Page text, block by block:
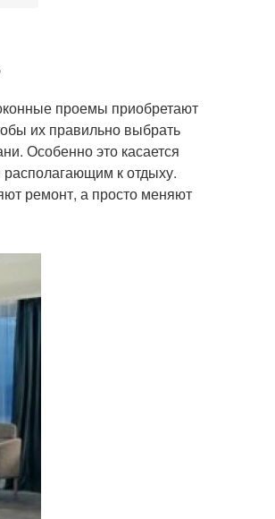
проемы приобретают
их правильно выбрать
Особенно это касается
к отдыху.
ремонт, а просто меняют